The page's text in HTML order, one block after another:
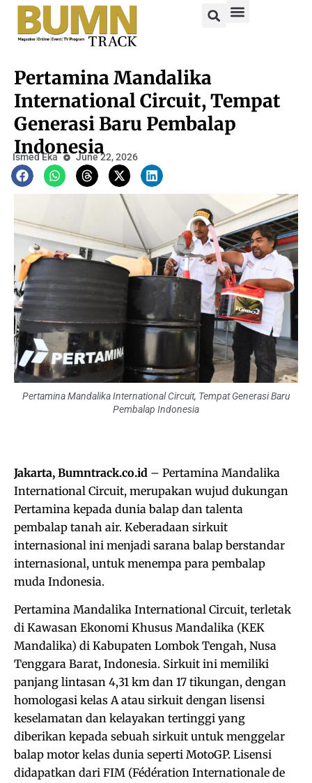
Pertamina Mandalika
International Circuit, Tempat
Generasi Baru Pembalap
Indonesia
Ismed Eka June 22, 2026
Pertamina Mandalika International Circuit, Tempat Generasi Baru
Pembalap Indonesia
Jakarta, Bumntrack.co.id – Pertamina Mandalika
International Circuit, merupakan wujud dukungan
Pertamina kepada dunia balap dan talenta
pembalap tanah air. Keberadaan sirkuit
internasional ini menjadi sarana balap berstandar
internasional, untuk menempa para pembalap
muda Indonesia.
Pertamina Mandalika International Circuit, terletak
di Kawasan Ekonomi Khusus Mandalika (KEK
Mandalika) di Kabupaten Lombok Tengah, Nusa
Tenggara Barat, Indonesia. Sirkuit ini memiliki
panjang lintasan 4,31 km dan 17 tikungan, dengan
homologasi kelas A atau sirkuit dengan lisensi
keselamatan dan kelayakan tertinggi yang
diberikan kepada sebuah sirkuit untuk menggelar
balap motor kelas dunia seperti MotoGP. Lisensi
didapatkan dari FIM (Fédération Internationale de